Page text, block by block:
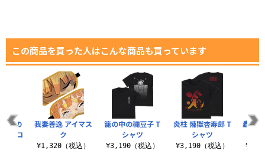
この商品を買った人はこんな商品も買っています
籠の中の禰豆子 T
シャツ
¥3,190（税込）
炎柱 煉獄杏寿郎 T
シャツ
¥3,190（税込）
蟲柱
術の
クロ
我妻善逸 アイマス
ク
¥1,320（税込）